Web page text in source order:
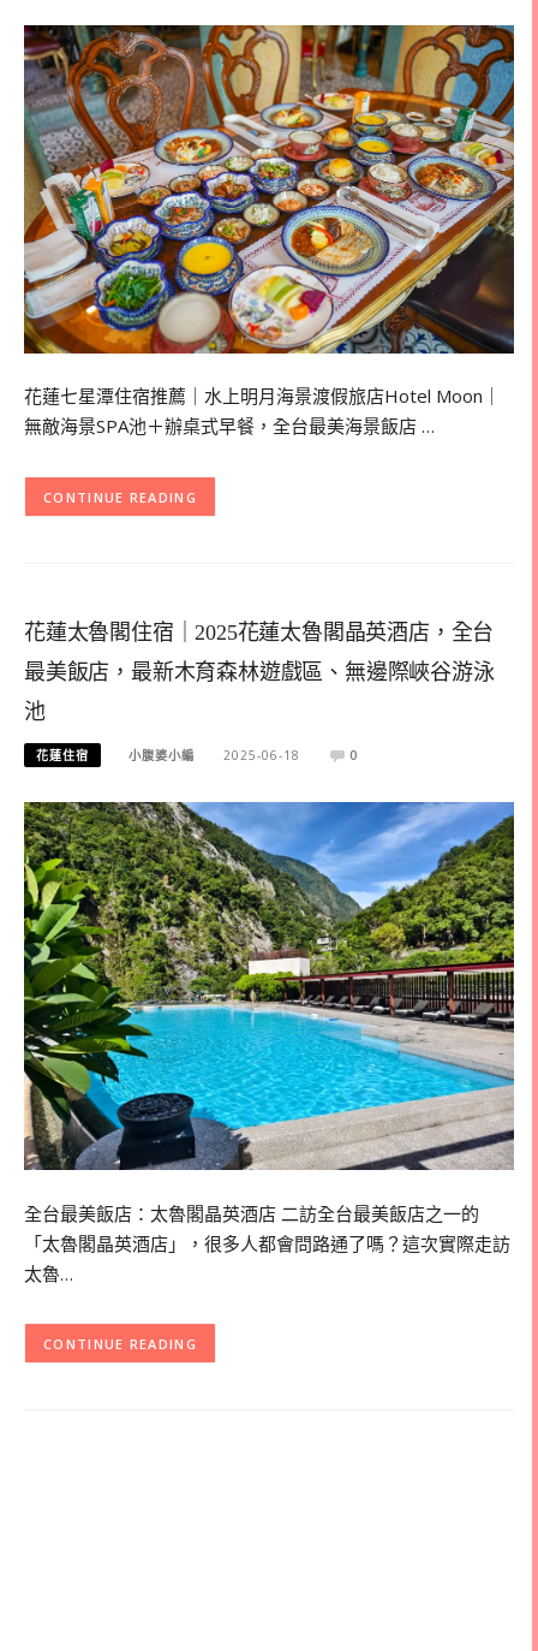
花蓮七星潭住宿推薦｜水上明月海景渡假旅店Hotel Moon｜
無敵海景SPA池＋辦桌式早餐，全台最美海景飯店 …
CONTINUE READING
花蓮太魯閣住宿｜2025花蓮太魯閣晶英酒店，全台
最美飯店，最新木育森林遊戲區、無邊際峽谷游泳
池
花蓮住宿 小腹婆小編 2025-06-18 0
全台最美飯店：太魯閣晶英酒店 二訪全台最美飯店之一的
「太魯閣晶英酒店」，很多人都會問路通了嗎？這次實際走訪
太魯…
CONTINUE READING